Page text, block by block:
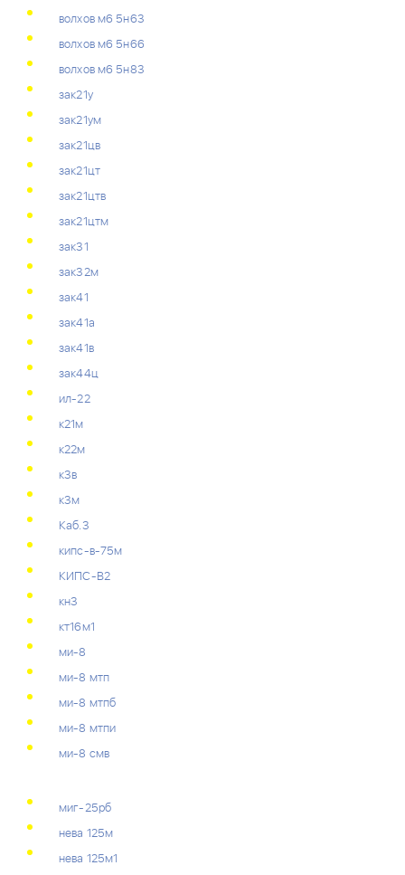
волхов м6 5н63
волхов м6 5н66
волхов м6 5н83
зак21у
зак21ум
зак21цв
зак21цт
зак21цтв
зак21цтм
зак31
зак32м
зак41
зак41а
зак41в
зак44ц
ил-22
к21м
к22м
к3в
к3м
Каб.3
кипс-в-75м
КИПС-В2
кн3
кт16м1
ми-8
ми-8 мтп
ми-8 мтпб
ми-8 мтпи
ми-8 смв
миг-25рб
нева 125м
нева 125м1